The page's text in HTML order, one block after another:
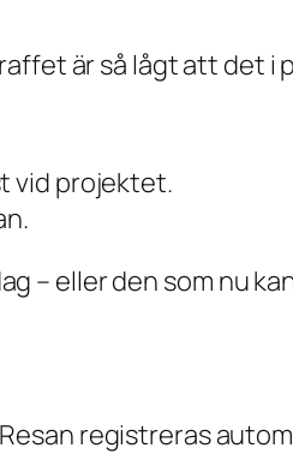
är så lågt att det
vid projektet.
– eller den som nu
registreras